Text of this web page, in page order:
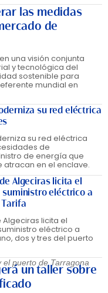
las medidas
de
una visión conjunta
y tecnológica del
sostenible para
mundial en
su red eléctrica
su red eléctrica
de
de energía que
atracan en el enclave.
Algeciras licita el
eléctrico a
Algeciras licita el
eléctrico a
dos y tres del puerto
el puerto de Tarragona
un taller sobre